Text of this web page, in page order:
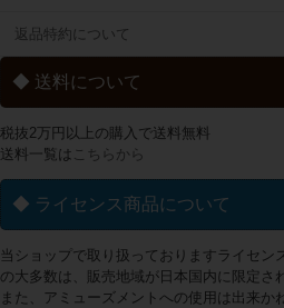
返品特約について
◆ 送料について
税抜2万円以上の購入で送料無料
送料一覧は こちらから
◆ ライセンス商品について
当ショップで取り扱っておりますライセン
の大多数は、販売地域が日本国内に限定さ
また、アミューズメントへの使用は出来か